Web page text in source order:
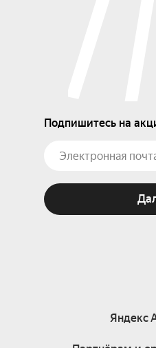
Подпишитесь на
Яндекс